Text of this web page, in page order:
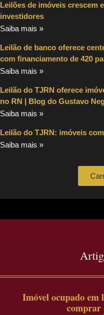
Leilões de imóveis crescem
investidores
Saiba mais »
Leilão de banco oferece
com financiamento de 420
Saiba mais »
Leilão do TJRN oferece
no RN | Blog do Gustavo
Saiba mais »
Leilão do TJRN: imóveis
Saiba mais »
Imóvel ocupado em
comprar